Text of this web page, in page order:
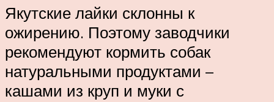
Якутские лайки склонны к
ожирению. Поэтому заводчики
рекомендуют кормить собак
натуральными продуктами –
кашами из круп и муки с